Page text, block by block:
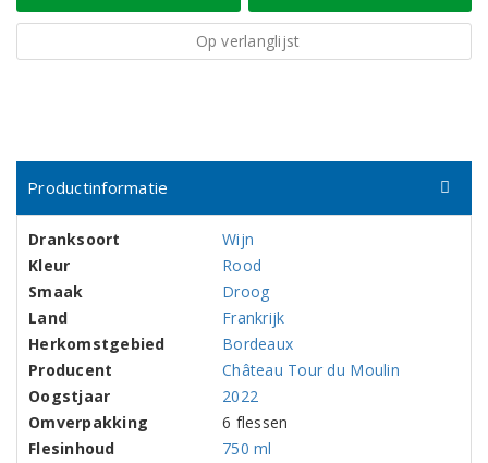
Op verlanglijst
Productinformatie
Dranksoort
Wijn
Kleur
Rood
Smaak
Droog
Land
Frankrijk
Herkomstgebied
Bordeaux
Producent
Château Tour du Moulin
Oogstjaar
2022
Omverpakking
6 flessen
Flesinhoud
750 ml